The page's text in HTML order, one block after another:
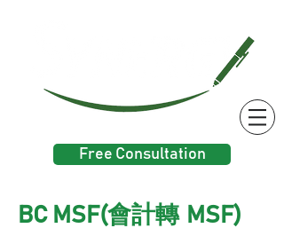
Free Consultation
BC MSF(會計轉 MSF)